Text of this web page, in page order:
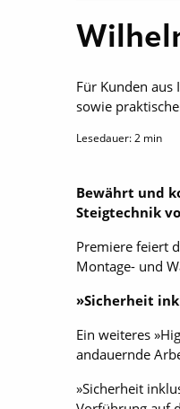
Für Kunden
sowie
Lesedauer:2 min
Bewährt und
Steigtechnik
Premiere feiert
Montage- und
»Sicherheit
Ein weiteres
andauernde
»Sicherheit